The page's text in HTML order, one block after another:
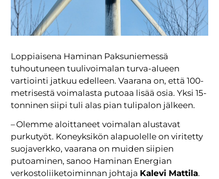
Loppiaisena Haminan Paksuniemessä
tuhoutuneen tuulivoimalan turva-alueen
vartiointi jatkuu edelleen. Vaarana on, että 100-
metrisestä voimalasta putoaa lisää osia. Yksi 15-
tonninen siipi tuli alas pian tulipalon jälkeen.
– Olemme aloittaneet voimalan alustavat
purkutyöt. Koneyksikön alapuolelle on viritetty
suojaverkko, vaarana on muiden siipien
putoaminen, sanoo Haminan Energian
verkostoliiketoiminnan johtaja Kalevi Mattila.